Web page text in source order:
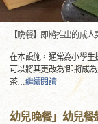
【晩餐】即將推出的成
在本設施，通常為小學
可以將其更改為“即將成
茶…繼續閱讀
幼兒晚餐」幼兒餐